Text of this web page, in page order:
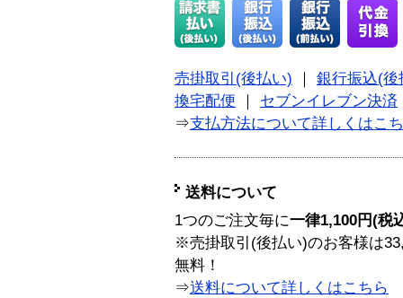
売掛取引(後払い)
銀行振込(後
換宅配便
セブンイレブン決済
⇒支払方法について詳しくはこ
送料について
1つのご注文毎に一律1,100円(税
※売掛取引(後払い)のお客様は
無料！
⇒送料について詳しくはこちら